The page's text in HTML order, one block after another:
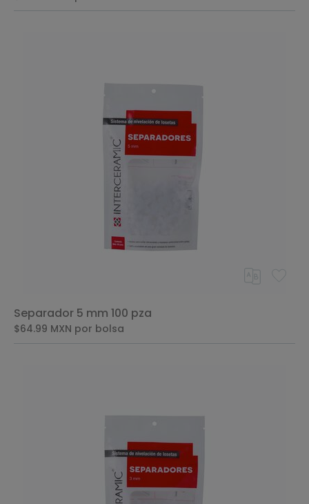
Separador 5 mm 100 pza
$64.99 MXN por bolsa